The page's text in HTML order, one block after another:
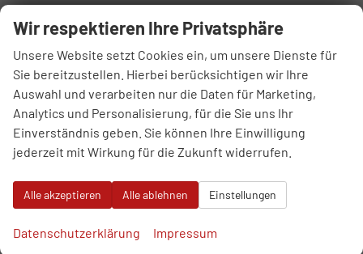
Höhenverstellbarer Fahrer- und Beifahrersitz
Rücksitzlehnen 60:40 klappbar
Elektrisch einstellbare Lendenstütze Fahrer
Hintere Lüftungsdüsen
Sonnenbrillenfach
Supervision-Instrumentenpanel 10,25“ TFT LCD
4 Lautsprecher: vorne 2 + hinten 2
6 Lautsprecher: Hochtonlautsprecher vorne
USB-Anschlüsse vorne
Wir respektieren Ihre Privatsphäre
Unsere Website setzt Cookies ein, um unsere Dienste für
Sie bereitzustellen. Hierbei berücksichtigen wir Ihre
Auswahl und verarbeiten nur die Daten für Marketing,
Analytics und Personalisierung, für die Sie uns Ihr
Einverständnis geben. Sie können Ihre Einwilligung
jederzeit mit Wirkung für die Zukunft widerrufen.
Alle akzeptieren Alle ablehnen Einstellungen
Datenschutzerklärung Impressum